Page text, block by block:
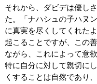
それから、ダビデは優し
た。「ナハシュの子ハヌ
に真実を尽くしてくれた
起こることですが、この
ながら、これによって意
特に自分に対して親切に
くすることは自然であり